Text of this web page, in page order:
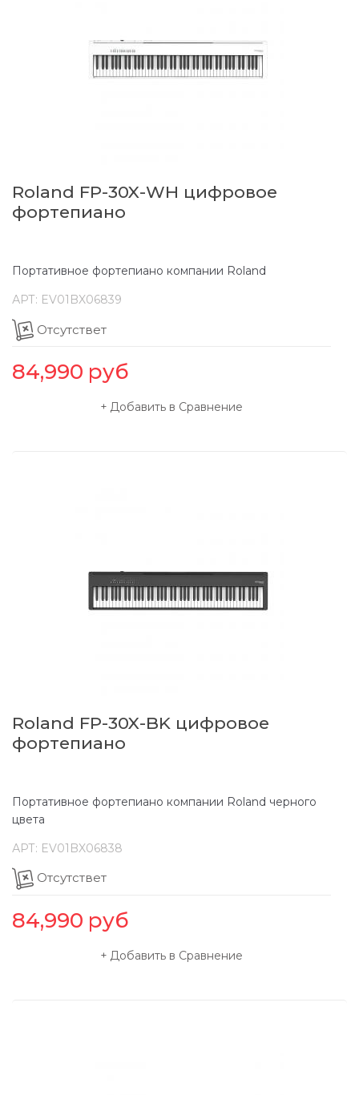
Roland FP-30X-WH цифровое
фортепиано
Портативное фортепиано компании Roland
АРТ: EV01BX06839
Отсутствет
84,990 руб
Добавить в Сравнение
Roland FP-30X-BK цифровое
фортепиано
Портативное фортепиано компании Roland черного
цвета
АРТ: EV01BX06838
Отсутствет
84,990 руб
Добавить в Сравнение